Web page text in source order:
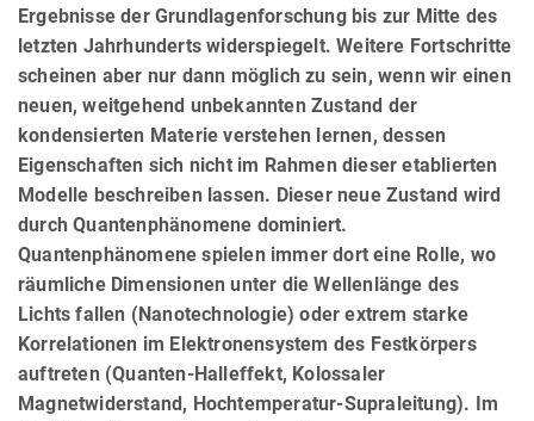
Ergebnisse der Grundlagenforschung bis zur Mitte des
letzten Jahrhunderts widerspiegelt. Weitere Fortschritte
scheinen aber nur dann möglich zu sein, wenn wir einen
neuen, weitgehend unbekannten Zustand der
kondensierten Materie verstehen lernen, dessen
Eigenschaften sich nicht im Rahmen dieser etablierten
Modelle beschreiben lassen. Dieser neue Zustand wird
durch Quantenphänomene dominiert.
Quantenphänomene spielen immer dort eine Rolle, wo
räumliche Dimensionen unter die Wellenlänge des
Lichts fallen (Nanotechnologie) oder extrem starke
Korrelationen im Elektronensystem des Festkörpers
auftreten (Quanten-Halleffekt, Kolossaler
Magnetwiderstand, Hochtemperatur-Supraleitung). Im